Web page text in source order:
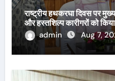
राष्ट्रीय हथकरघा दिवस पर
और हस्तशिल्प कारीगरों को
admin
Aug 7,